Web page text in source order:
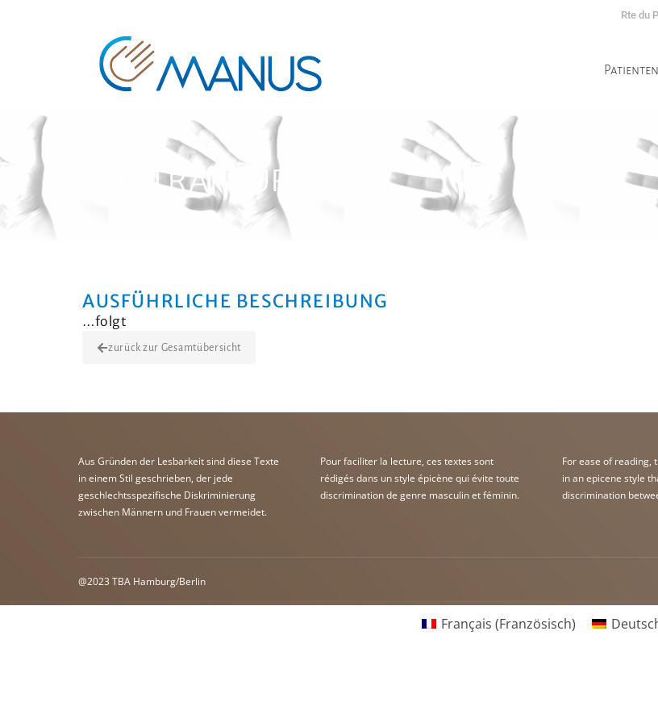
Rte du
Patienten
KONTRAKTUR
AUSFÜHRLICHE BESCHREIBUNG
…folgt
zurück zur Gesamtübersicht
Aus Gründen der Lesbarkeit sind diese Texte
in einem Stil geschrieben, der jede
geschlechtsspezifische Diskriminierung
zwischen Männern und Frauen vermeidet.
Pour faciliter la lecture, ces textes sont
rédigés dans un style épicène qui évite toute
discrimination de genre masculin et féminin.
For ease of reading,
in an epicene style
discrimination
@2023 TBA Hamburg/Berlin
Français (Französisch)